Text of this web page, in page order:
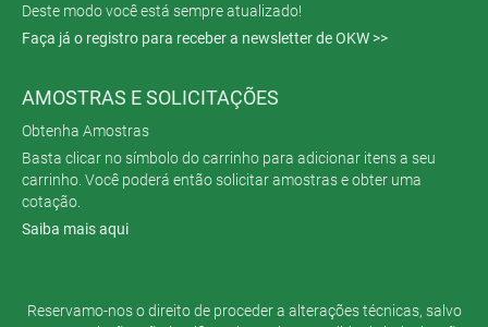
Deste modo você está sempre atualizado!
Faça já o registro para receber a newsletter de OKW >>
AMOSTRAS E SOLICITAÇÕES
Obtenha Amostras
Basta clicar no símbolo do carrinho para adicionar itens a seu
carrinho. Você poderá então solicitar amostras e obter uma
cotação.
Saiba mais aqui
Reservamo-nos o direito de proceder a alterações técnicas, salvo